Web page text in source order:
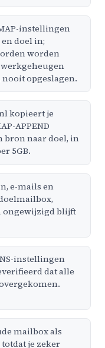
instellingen
doel in;
worden
opgeslagen.
kopieert je
APPEND
bron naar doel, in
5GB.
e-mails en
ongewijzigd blijft
instellingen
dat alle
mailbox als
je zeker